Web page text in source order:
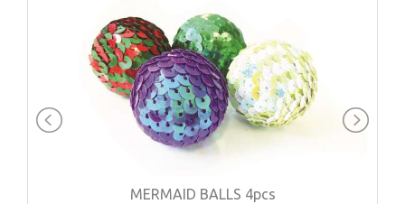
MERMAID BALLS 4pcs